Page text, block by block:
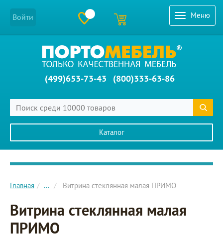
Меню
Войти
(499)653-73-43 (800)333-63-86
Каталог
Главное меню сайта
Главная ... Витрина стеклянная малая ПРИМО
Витрина стеклянная малая
ПРИМО